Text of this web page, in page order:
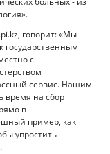
говорит: «Мы
государственным
с
сервис. Нашим
время на сбор
в
пример, как
упростить